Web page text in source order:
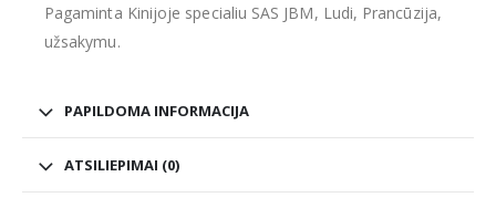
Pagaminta Kinijoje specialiu SAS JBM, Ludi, Prancūzija,
užsakymu.
PAPILDOMA INFORMACIJA
ATSILIEPIMAI (0)